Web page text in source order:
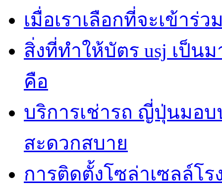
เมื่อเราเลือกที่จะเข้าร่
สิ่งที่ทำให้บัตร usj เป็น
คือ
บริการเช่ารถ ญี่ปุ่นมอ
สะดวกสบาย
การติดตั้งโซล่าเซลล์โ